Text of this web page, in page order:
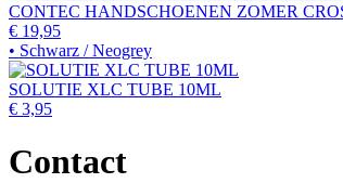
CONTEC HANDSCHOENEN ZOMER
€ 19,95
• Schwarz / Neogrey
SOLUTIE XLC TUBE 10ML
€ 3,95
Contact